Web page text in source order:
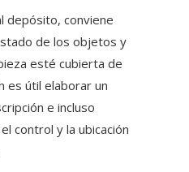
depósito, conviene
de los objetos y
esté cubierta de
es útil elaborar un
e incluso
control y la ubicación